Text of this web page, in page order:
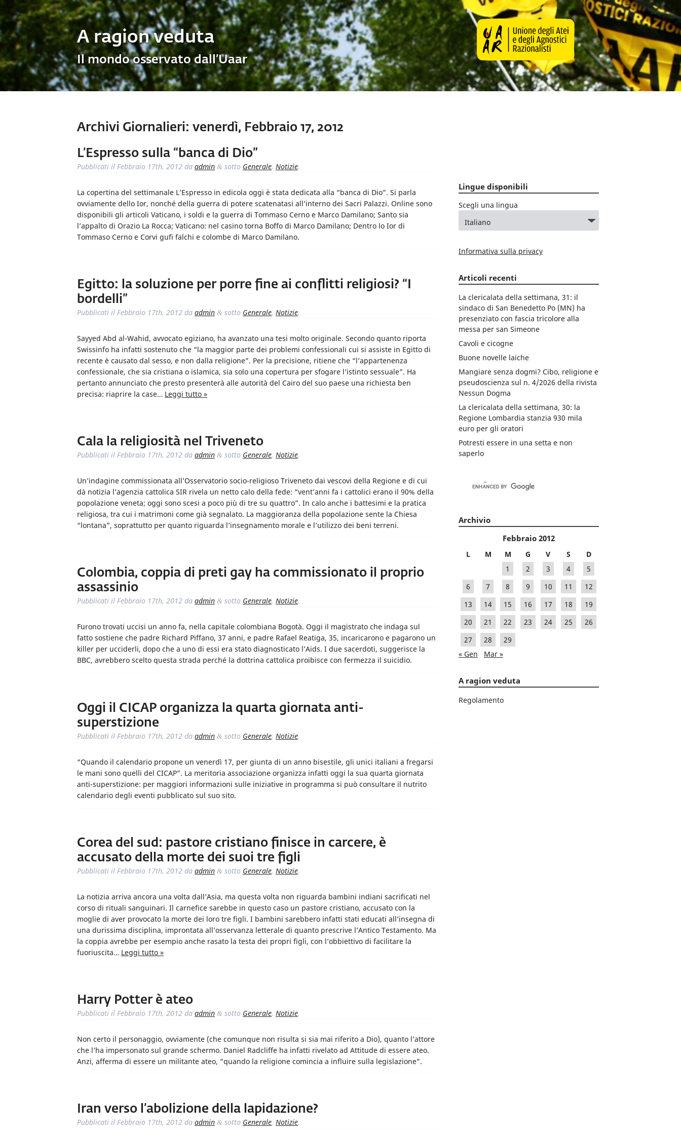
A ragion veduta
Il mondo osservato dall’Uaar
Archivi Giornalieri: venerdì, Febbraio 17, 2012
L’Espresso sulla “banca di Dio”
Pubblicati il Febbraio 17th, 2012 da admin & sotto Generale, Notizie.
La copertina del settimanale L’Espresso in edicola oggi è stata dedicata alla “banca di Dio”. Si parla
ovviamente dello Ior, nonché della guerra di potere scatenatasi all’interno dei Sacri Palazzi. Online sono
disponibili gli articoli Vaticano, i soldi e la guerra di Tommaso Cerno e Marco Damilano; Santo sia
l’appalto di Orazio La Rocca; Vaticano: nel casino torna Boffo di Marco Damilano; Dentro lo Ior di
Tommaso Cerno e Corvi gufi falchi e colombe di Marco Damilano.
Egitto: la soluzione per porre fine ai conflitti religiosi? “I
bordelli”
Pubblicati il Febbraio 17th, 2012 da admin & sotto Generale, Notizie.
Sayyed Abd al-Wahid, avvocato egiziano, ha avanzato una tesi molto originale. Secondo quanto riporta
Swissinfo ha infatti sostenuto che “la maggior parte dei problemi confessionali cui si assiste in Egitto di
recente è causato dal sesso, e non dalla religione”. Per la precisione, ritiene che “l’appartenenza
confessionale, che sia cristiana o islamica, sia solo una copertura per sfogare l’istinto sessuale”. Ha
pertanto annunciato che presto presenterà alle autorità del Cairo del suo paese una richiesta ben
precisa: riaprire la case… Leggi tutto »
Cala la religiosità nel Triveneto
Pubblicati il Febbraio 17th, 2012 da admin & sotto Generale, Notizie.
Un’indagine commissionata all’Osservatorio socio-religioso Triveneto dai vescovi della Regione e di cui
dà notizia l’agenzia cattolica SIR rivela un netto calo della fede: “vent’anni fa i cattolici erano il 90% della
popolazione veneta; oggi sono scesi a poco più di tre su quattro”. In calo anche i battesimi e la pratica
religiosa, tra cui i matrimoni come già segnalato. La maggioranza della popolazione sente la Chiesa
“lontana”, soprattutto per quanto riguarda l’insegnamento morale e l’utilizzo dei beni terreni.
Colombia, coppia di preti gay ha commissionato il proprio
assassinio
Pubblicati il Febbraio 17th, 2012 da admin & sotto Generale, Notizie.
Furono trovati uccisi un anno fa, nella capitale colombiana Bogotà. Oggi il magistrato che indaga sul
fatto sostiene che padre Richard Piffano, 37 anni, e padre Rafael Reatiga, 35, incaricarono e pagarono un
killer per ucciderli, dopo che a uno di essi era stato diagnosticato l’Aids. I due sacerdoti, suggerisce la
BBC, avrebbero scelto questa strada perché la dottrina cattolica proibisce con fermezza il suicidio.
Oggi il CICAP organizza la quarta giornata anti-
superstizione
Pubblicati il Febbraio 17th, 2012 da admin & sotto Generale, Notizie.
“Quando il calendario propone un venerdì 17, per giunta di un anno bisestile, gli unici italiani a fregarsi
le mani sono quelli del CICAP”. La meritoria associazione organizza infatti oggi la sua quarta giornata
anti-superstizione: per maggiori informazioni sulle iniziative in programma si può consultare il nutrito
calendario degli eventi pubblicato sul suo sito.
Corea del sud: pastore cristiano finisce in carcere, è
accusato della morte dei suoi tre figli
Pubblicati il Febbraio 17th, 2012 da admin & sotto Generale, Notizie.
La notizia arriva ancora una volta dall’Asia, ma questa volta non riguarda bambini indiani sacrificati nel
corso di rituali sanguinari. Il carnefice sarebbe in questo caso un pastore cristiano, accusato con la
moglie di aver provocato la morte dei loro tre figli. I bambini sarebbero infatti stati educati all’insegna di
una durissima disciplina, improntata all’osservanza letterale di quanto prescrive l’Antico Testamento. Ma
la coppia avrebbe per esempio anche rasato la testa dei propri figli, con l’obbiettivo di facilitare la
fuoriuscita… Leggi tutto »
Harry Potter è ateo
Pubblicati il Febbraio 17th, 2012 da admin & sotto Generale, Notizie.
Non certo il personaggio, ovviamente (che comunque non risulta si sia mai riferito a Dio), quanto l’attore
che l’ha impersonato sul grande schermo. Daniel Radcliffe ha infatti rivelato ad Attitude di essere ateo.
Anzi, afferma di essere un militante ateo, “quando la religione comincia a influire sulla legislazione”.
Iran verso l’abolizione della lapidazione?
Pubblicati il Febbraio 17th, 2012 da admin & sotto Generale, Notizie.
Lingue disponibili
Scegli una lingua
Informativa sulla privacy
Articoli recenti
La clericalata della settimana, 31: il
sindaco di San Benedetto Po (MN) ha
presenziato con fascia tricolore alla
messa per san Simeone
Cavoli e cicogne
Buone novelle laiche
Mangiare senza dogmi? Cibo, religione e
pseudoscienza sul n. 4/2026 della rivista
Nessun Dogma
La clericalata della settimana, 30: la
Regione Lombardia stanzia 930 mila
euro per gli oratori
Potresti essere in una setta e non
saperlo
Archivio
Febbraio 2012
L M M G V S
D
1
2 3 4
5
6
7 8 9 10 11
12
13
14 15 16 17 18
19
20
21 22 23 24 25
26
27
28
29
« Gen
Mar »
A ragion veduta
Regolamento